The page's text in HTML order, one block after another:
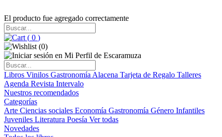
El producto fue agregado correctamente
( 0 )
(0)
Libros Vinilos Gastronomía Alacena Tarjeta de Regalo Talleres
Agenda Revista Intervalo
Nuestros recomendados
Categorías
Arte Ciencias sociales Economía Gastronomía Género Infantiles
Juveniles Literatura Poesía Ver todas
Novedades